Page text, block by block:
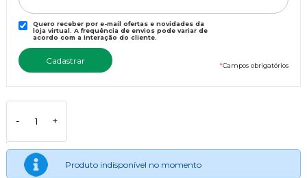
Quero receber por e-mail ofertas e novidades da
loja virtual. A frequência de envios pode variar de
acordo com a interação do cliente.
*Campos obrigatórios
- +
Produto indisponível no momento